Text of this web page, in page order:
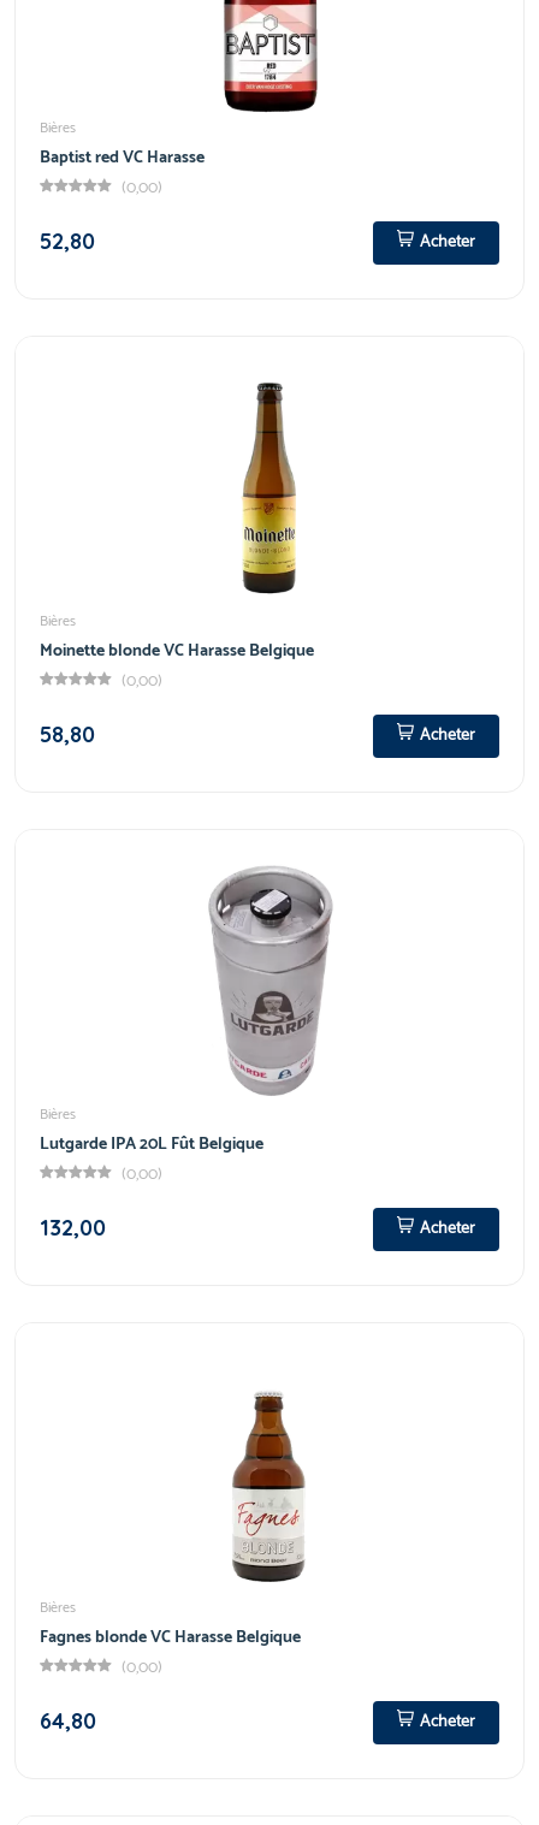
Bières
Baptist red VC Harasse
(0,00)
52,80
Acheter
Bières
Moinette blonde VC Harasse Belgique
(0,00)
58,80
Acheter
Bières
Lutgarde IPA 20L Fût Belgique
(0,00)
132,00
Acheter
Bières
Fagnes blonde VC Harasse Belgique
(0,00)
64,80
Acheter